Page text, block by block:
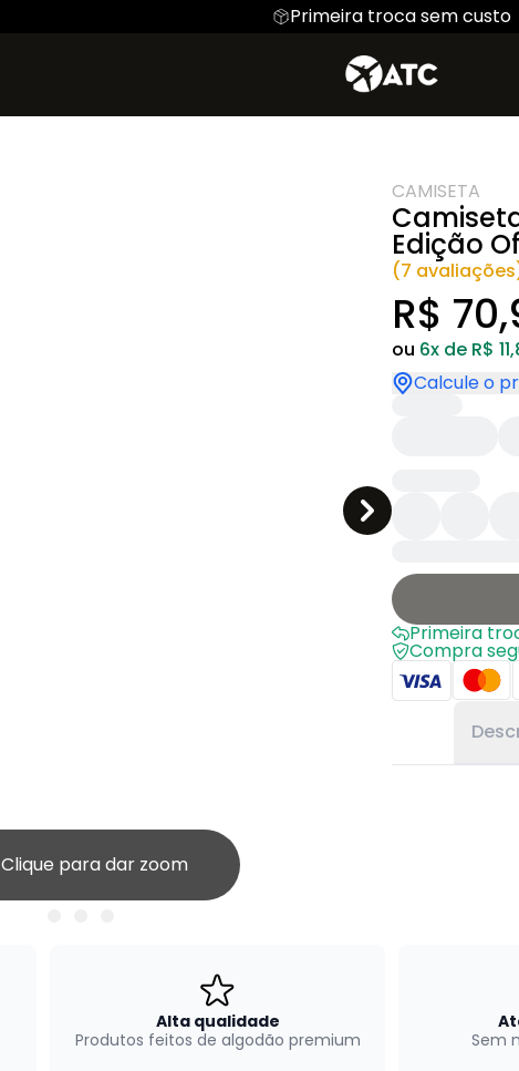
Primeira troca sem custo
Camiseta Algodão Peruano Hoodie Moletom Suéter
Comissário de Voo Linha Oficial ATC
Clique para dar zoom
CAMISETA
Edição
(7
R$
ou 6x de R$
Calcule o
Primeira
Compra
Alta qualidade
Produtos feitos de algodão premium
Sem